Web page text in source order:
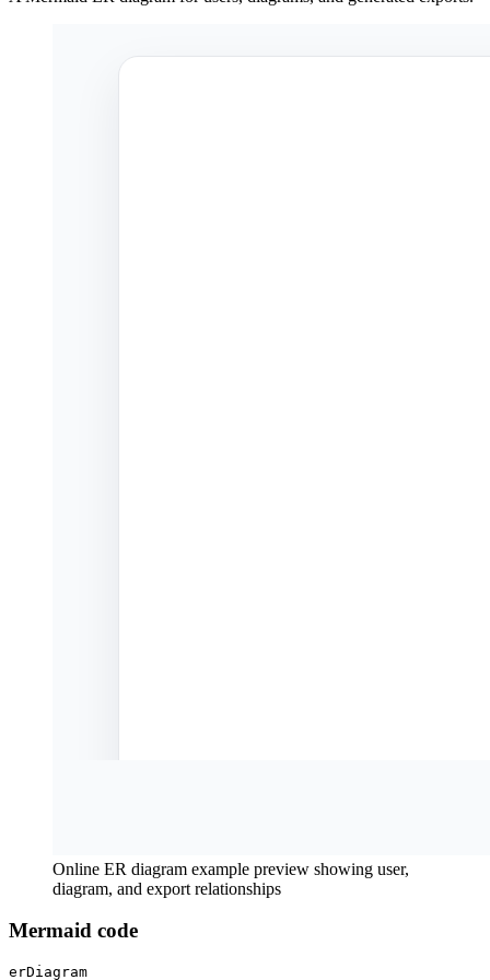
Online ER diagram example preview showing user,
diagram, and export relationships
Mermaid code
erDiagram